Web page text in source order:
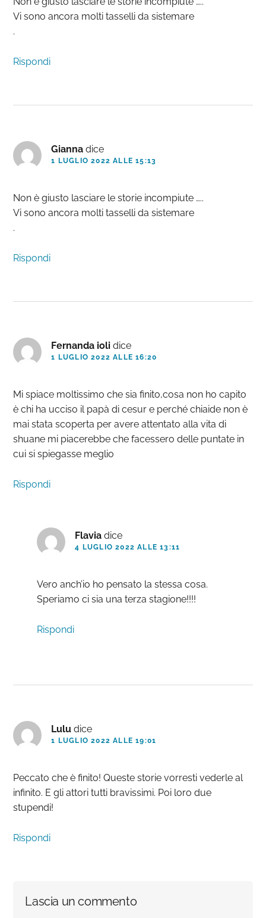
Vi sono ancora molti tasselli da sistemare
.
Rispondi
Gianna dice
1 LUGLIO 2022 ALLE 15:13
Non è giusto lasciare le storie incompiute …..
Vi sono ancora molti tasselli da sistemare
.
Rispondi
Fernanda ioli dice
1 LUGLIO 2022 ALLE 16:20
Mi spiace moltissimo che sia finito,cosa non ho capito
è chi ha ucciso il papà di cesur e perché chiaide non è
mai stata scoperta per avere attentato alla vita di
shuane mi piacerebbe che facessero delle puntate in
cui si spiegasse meglio
Rispondi
Flavia dice
4 LUGLIO 2022 ALLE 13:11
Vero anch’io ho pensato la stessa cosa.
Speriamo ci sia una terza stagione!!!!
Rispondi
Lulu dice
1 LUGLIO 2022 ALLE 19:01
Peccato che è finito! Queste storie vorresti vederle al
infinito. E gli attori tutti bravissimi. Poi loro due
stupendi!
Rispondi
Lascia un commento